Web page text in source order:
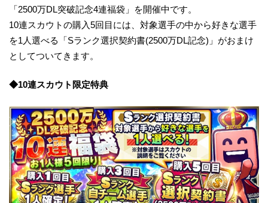
「2500万DL突破記念4連福袋」を開催中です。
10連スカウトの購入5回目には、対象選手の中から好きな選手
を1人選べる「Sランク選択契約書(2500万DL記念)」がおまけ
としてついてきます。
◆10連スカウト限定特典